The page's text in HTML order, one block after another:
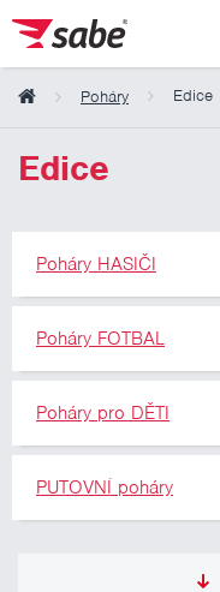
Poháry Edice
Edice
Poháry HASIČI
Poháry FOTBAL
Poháry pro DĚTI
PUTOVNÍ poháry
Obsah košíku